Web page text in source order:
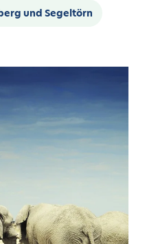
und Segeltörn